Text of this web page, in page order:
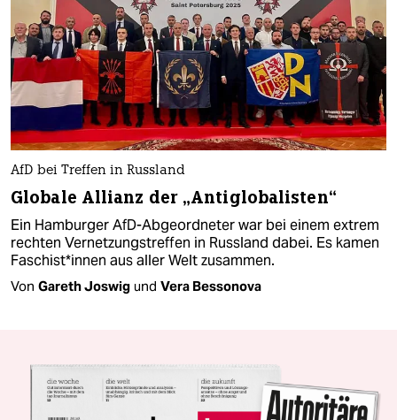
AfD bei Treffen in Russland
Globale Allianz der „Antiglobalisten“
Ein Hamburger AfD-Abgeordneter war bei einem extrem
rechten Vernetzungstreffen in Russland dabei. Es kamen
Fa­schis­t*in­nen aus aller Welt zusammen.
Von Gareth Joswig und Vera Bessonova